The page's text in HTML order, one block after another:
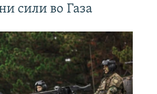
сили во Газа